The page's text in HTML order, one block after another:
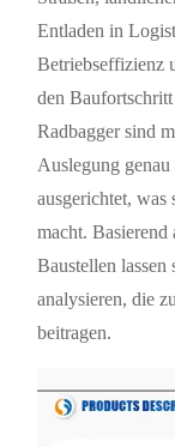
Entladen in
Betriebseffizienz
den
Radbagger sind
Auslegung
ausgerichtet,
macht.
Baustellen
analysieren, die
beitragen.